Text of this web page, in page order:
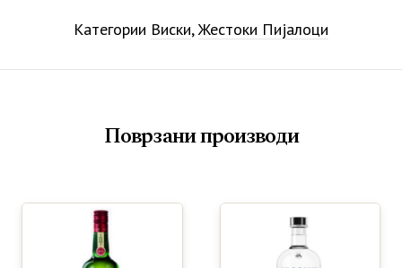
Категории Виски,Жестоки Пијалоци
Поврзани производи